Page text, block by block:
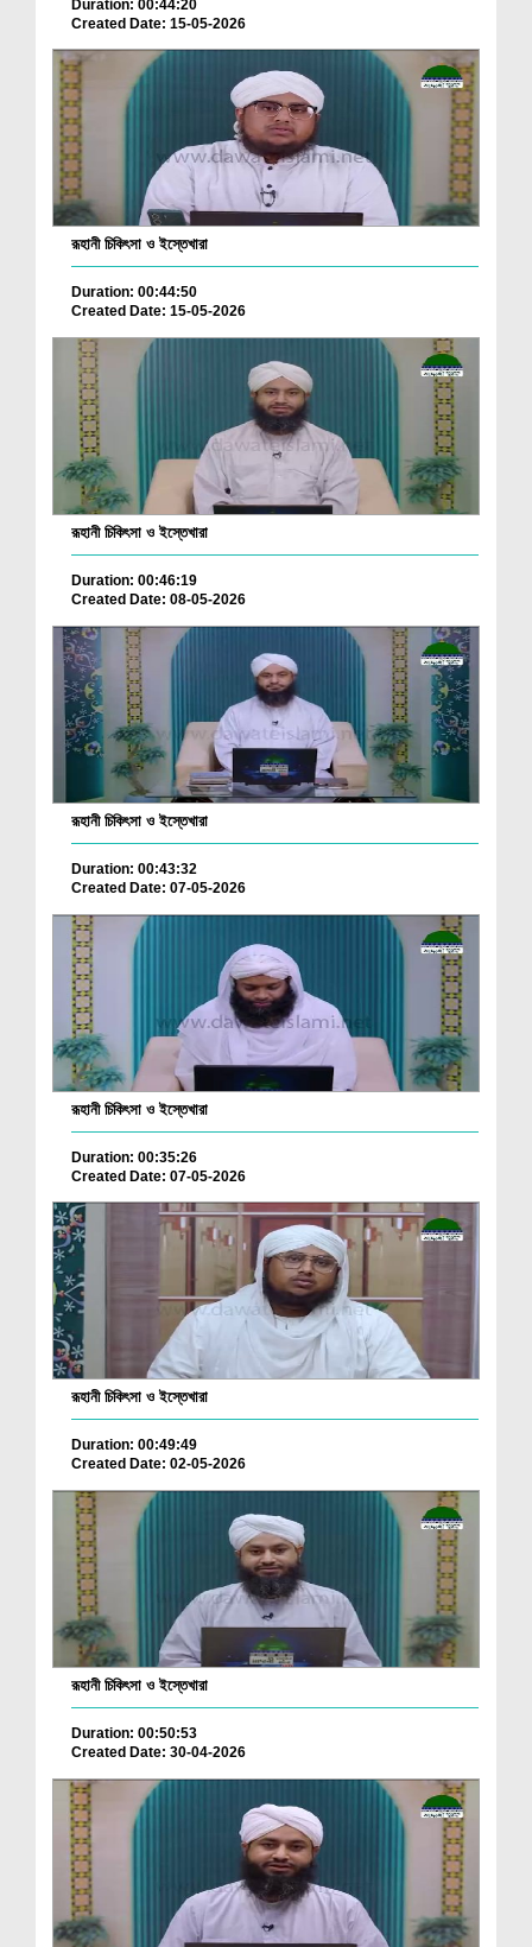
Duration: 00:44:20
Created Date: 15-05-2026
রূহানী চিকিৎসা ও ইস্তেখারা
Duration: 00:44:50
Created Date: 15-05-2026
রূহানী চিকিৎসা ও ইস্তেখারা
Duration: 00:46:19
Created Date: 08-05-2026
রূহানী চিকিৎসা ও ইস্তেখারা
Duration: 00:43:32
Created Date: 07-05-2026
রূহানী চিকিৎসা ও ইস্তেখারা
Duration: 00:35:26
Created Date: 07-05-2026
রূহানী চিকিৎসা ও ইস্তেখারা
Duration: 00:49:49
Created Date: 02-05-2026
রূহানী চিকিৎসা ও ইস্তেখারা
Duration: 00:50:53
Created Date: 30-04-2026